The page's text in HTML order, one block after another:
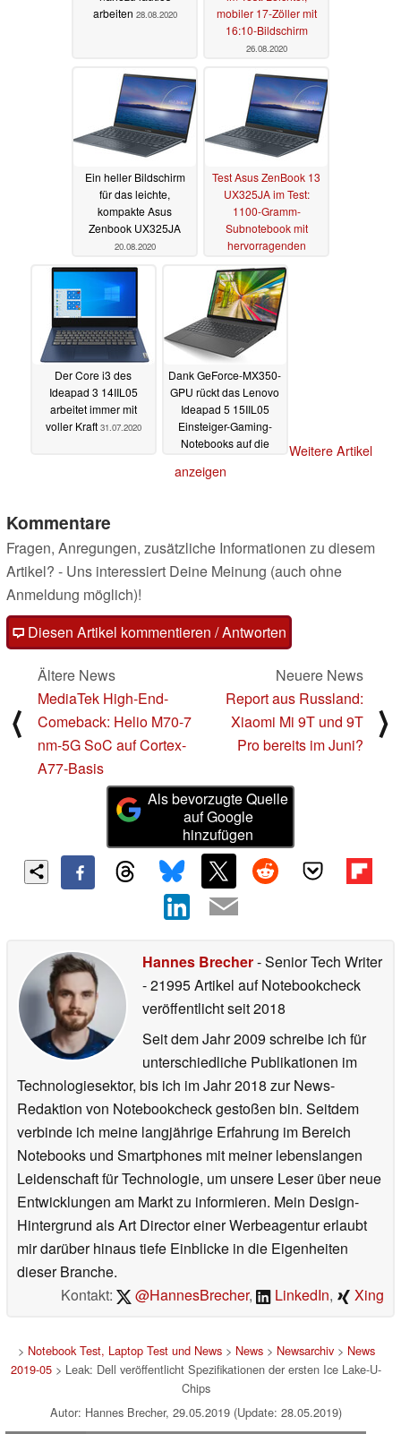
arbeiten 28.08.2020
mobiler 17-Zöller mit
16:10-Bildschirm
26.08.2020
Ein heller Bildschirm
für das leichte,
kompakte Asus
Zenbook UX325JA
20.08.2020
Test Asus ZenBook 13
UX325JA im Test:
1100-Gramm-
Subnotebook mit
hervorragenden
18.08.2020
Der Core i3 des
Ideapad 3 14IIL05
arbeitet immer mit
voller Kraft 31.07.2020
Dank GeForce-MX350-
GPU rückt das Lenovo
Ideapad 5 15IIL05
Einsteiger-Gaming-
Notebooks auf die
Weitere Artikel
anzeigen
Kommentare
Fragen, Anregungen, zusätzliche Informationen zu diesem
Artikel? - Uns interessiert Deine Meinung (auch ohne
Anmeldung möglich)!
Diesen Artikel kommentieren / Antworten
⟨
Ältere News
MediaTek High-End-
Comeback: Helio M70-7
nm-5G SoC auf Cortex-
A77-Basis
Neuere News
Report aus Russland:
Xiaomi Mi 9T und 9T
Pro bereits im Juni?
⟩
Als bevorzugte Quelle
auf Google
hinzufügen
Hannes Brecher- Senior Tech Writer
- 21995 Artikel auf Notebookcheck
veröffentlichtseit 2018
Seit dem Jahr 2009 schreibe ich für
unterschiedliche Publikationen im
Technologiesektor, bis ich im Jahr 2018 zur News-
Redaktion von Notebookcheck gestoßen bin. Seitdem
verbinde ich meine langjährige Erfahrung im Bereich
Notebooks und Smartphones mit meiner lebenslangen
Leidenschaft für Technologie, um unsere Leser über neue
Entwicklungen am Markt zu informieren. Mein Design-
Hintergrund als Art Director einer Werbeagentur erlaubt
mir darüber hinaus tiefe Einblicke in die Eigenheiten
dieser Branche.
Kontakt:
@HannesBrecher, LinkedIn, Xing
> Notebook Test, Laptop Test und News> News> Newsarchiv> News
2019-05 > Leak: Dell veröffentlicht Spezifikationen der ersten Ice Lake-U-
Chips
Autor: Hannes Brecher, 29.05.2019 (Update: 28.05.2019)